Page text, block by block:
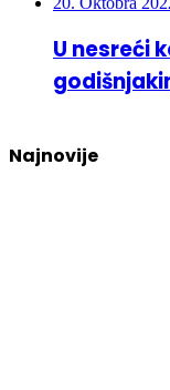
U nesreći
Najnovije